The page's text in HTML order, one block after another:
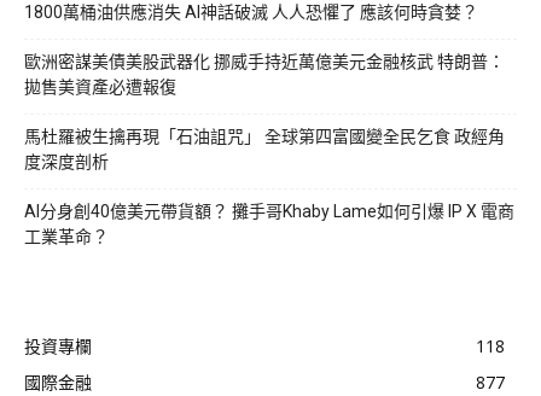
1800萬桶油供應消失 AI神話破滅 人人恐懼了 應該何時貪婪？
歐洲密謀美債美股武器化 挪威手持近萬億美元金融核武 特朗普：
拋售美資產必遭報復
馬杜羅被生擒再現「石油詛咒」 全球第四富國變全民乞食 政經角
度深度剖析
AI分身創40億美元帶貨額？ 攤手哥Khaby Lame如何引爆 IP X 電商
工業革命？
投資專欄
118
國際金融
877